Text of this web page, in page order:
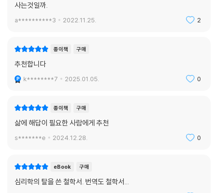
사는것일까.
a**********3 2022.11.25. 2
종이책 구매
추천합니다
k********7 2025.01.05. 0
종이책 구매
삶에 해답이 필요한 사람에게 추천
s*******e 2024.12.28. 0
eBook 구매
심리학의 탈을 쓴 철학서. 번역도 철학서...